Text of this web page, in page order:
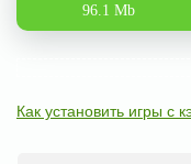
96.1 Mb
Как установить игры с